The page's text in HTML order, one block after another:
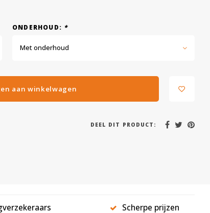
ONDERHOUD: *
Met onderhoud
aan winkelwagen
DEEL DIT PRODUCT:
Scherpe prijzen